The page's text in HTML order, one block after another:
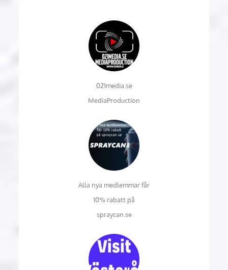
021media.se
MediaProduction
Alla nya medlemmar får
10% rabatt på
spraycan.se